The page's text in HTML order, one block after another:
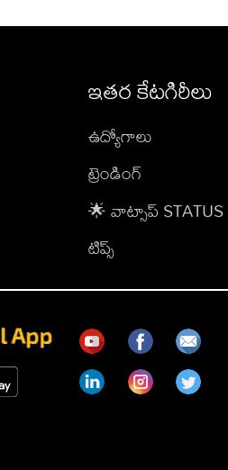
ఇతర కేటగిరీలు
ఉద్యోగాలు
ట్రెండింగ్
🌟 వాట్సాప్ STATUS
టిప్స్